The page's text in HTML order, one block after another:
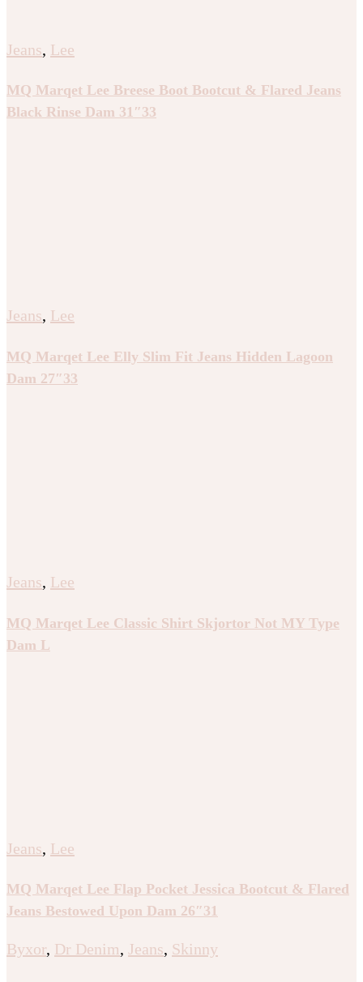
Jeans, Lee
MQ Marqet Lee Breese Boot Bootcut & Flared Jeans
Black Rinse Dam 31″33
Jeans, Lee
MQ Marqet Lee Elly Slim Fit Jeans Hidden Lagoon
Dam 27″33
Jeans, Lee
MQ Marqet Lee Classic Shirt Skjortor Not MY Type
Dam L
Jeans, Lee
MQ Marqet Lee Flap Pocket Jessica Bootcut & Flared
Jeans Bestowed Upon Dam 26″31
Byxor, Dr Denim, Jeans, Skinny